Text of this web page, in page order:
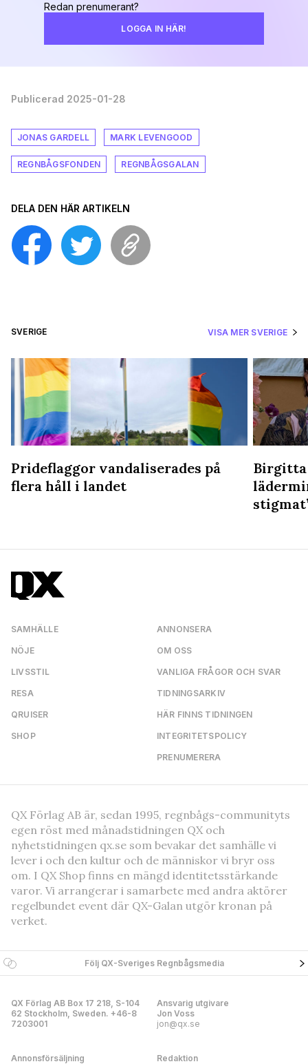
Redan prenumerant?
LOGGA IN HÄR!
Publicerad 2025-01-28
JONAS GARDELL MARK LEVENGOOD
REGNBÅGSFONDEN REGNBÅGSGALAN
DELA DEN HÄR ARTIKELN
SVERIGE VISA MER SVERIGE
Prideflaggor vandaliserades på
flera håll i landet
Birgitta
SAMHÄLLE
NÖJE
LIVSSTIL
RESA
QRUISER
SHOP
ANNONSERA
OM OSS
VANLIGA FRÅGOR OCH SVAR
TIDNINGSARKIV
HÄR FINNS TIDNINGEN
INTEGRITETSPOLICY
PRENUMERERA
QX Förlag AB är, sedan 1995, regnbågs-communityts
egen röst med månadstidningen QX och
nyhetstidningen qx.se som bevakar det samhälle vi
lever i och den kultur och de människor vi bryr oss
om. I QX Shop finns en mängd identitetsstärkande
varor. Vi arrangerar i samarbete med andra aktörer
regelbundet event där QX-Galan utgör kronan på
verket.
Följ QX-Sveriges Regnbågsmedia
QX Förlag AB Box 17 218, S-104
62 Stockholm, Sweden. +46-8
7203001
Ansvarig utgivare
Jon Voss
jon@qx.se
Annonsförsäljning
Redaktion